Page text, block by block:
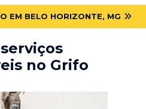
EM BELO HORIZONTE, MG
no Grifo